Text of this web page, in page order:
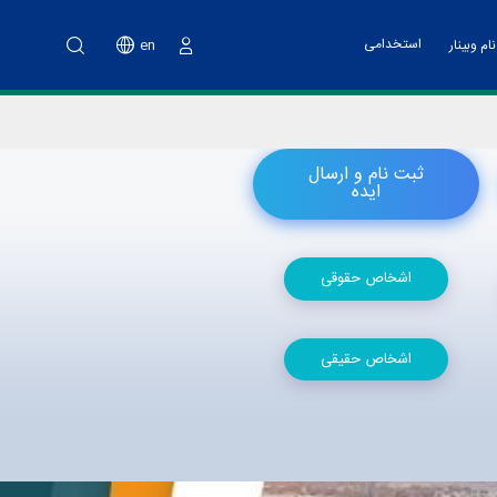
فناوری و پشتیبانی
وبینار
هسته های فناور
تانا
استخدامی en
ثبت نام و ارسال
ایده
اشخاص حقوقی
اشخاص حقیقی